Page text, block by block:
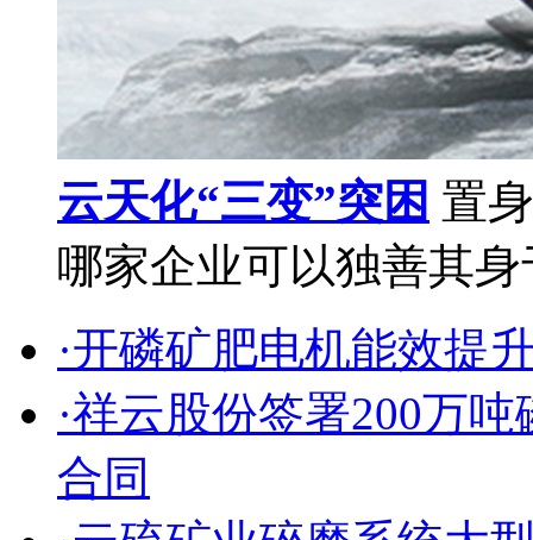
云天化“三变”突困 置
哪家企业可以独善其
·开磷矿肥电机能效提
·祥云股份签署200万
合同